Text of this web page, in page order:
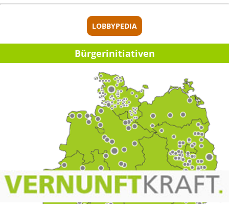
LOBBYPEDIA
Bürger­initia­ti­ven